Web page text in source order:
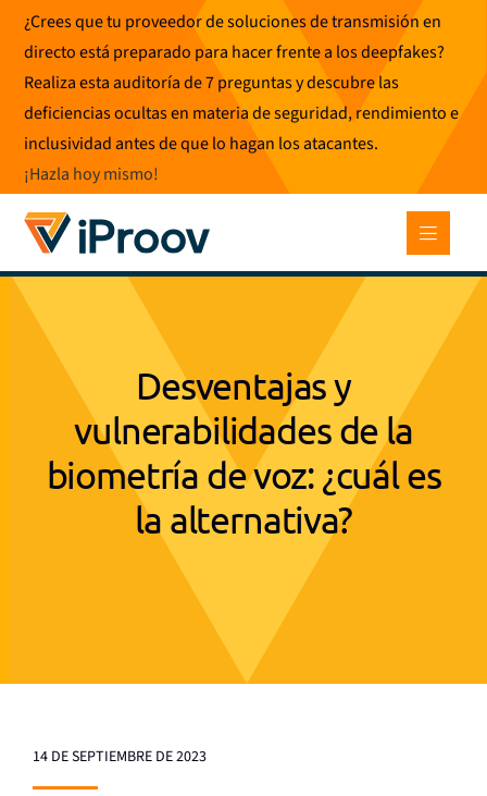
contenido
¿Crees que tu proveedor de soluciones de transmisión en
directo está preparado para hacer frente a los deepfakes?
Realiza esta auditoría de 7 preguntas y descubre las
deficiencias ocultas en materia de seguridad, rendimiento e
inclusividad antes de que lo hagan los atacantes.
¡Hazla hoy mismo!
Desventajas y
vulnerabilidades de la
biometría de voz: ¿cuál es
la alternativa?
14 DE SEPTIEMBRE DE 2023